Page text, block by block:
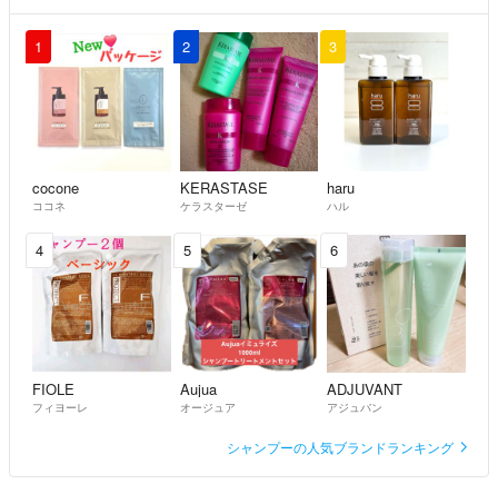
1
cocone
ココネ
2
KERASTASE
ケラスターゼ
3
haru
ハル
4
FIOLE
フィヨーレ
5
Aujua
オージュア
6
ADJUVANT
アジュバン
シャンプーの人気ブランドランキング